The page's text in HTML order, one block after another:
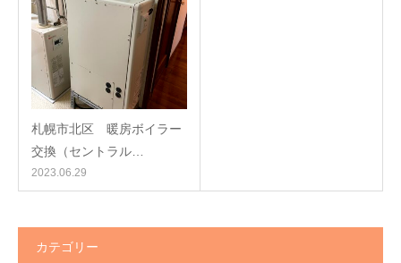
札幌市北区 暖房ボイラー
交換（セントラル…
2023.06.29
カテゴリー